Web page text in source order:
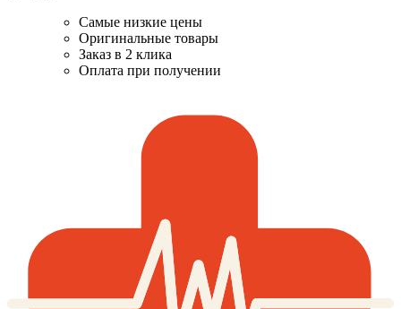
Самые низкие цены
Оригинальные товары
Заказ в 2 клика
Оплата при получении